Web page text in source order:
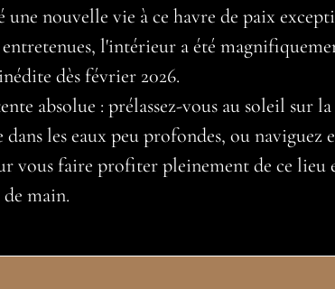
nouvelle vie à ce havre de paix
l'intérieur a été
dès février 2026.
absolue : prélassez-vous au soleil sur
les eaux peu profondes, ou
vous faire profiter pleinement de ce lieu
main.